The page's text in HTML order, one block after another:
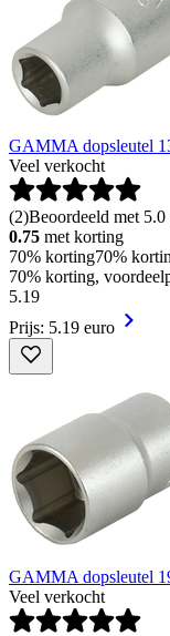
GAMMA dopsleutel
Veel verkocht
(2)Beoordeeld met
0.75 met korting
70% korting70%
70% korting,
5.19
Prijs: 5.19 euro
GAMMA dopsleutel
Veel verkocht